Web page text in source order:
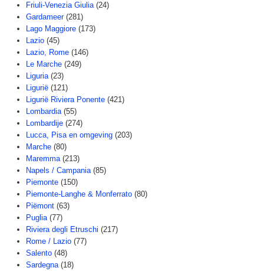
Friuli-Venezia Giulia (24)
Gardameer (281)
Lago Maggiore (173)
Lazio (45)
Lazio, Rome (146)
Le Marche (249)
Liguria (23)
Ligurië (121)
Ligurië Riviera Ponente (421)
Lombardia (55)
Lombardije (274)
Lucca, Pisa en omgeving (203)
Marche (80)
Maremma (213)
Napels / Campania (85)
Piemonte (150)
Piemonte-Langhe & Monferrato (80)
Piëmont (63)
Puglia (77)
Riviera degli Etruschi (217)
Rome / Lazio (77)
Salento (48)
Sardegna (18)